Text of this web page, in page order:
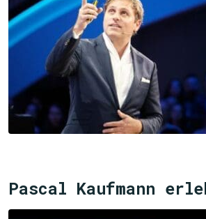
Pascal Kaufmann